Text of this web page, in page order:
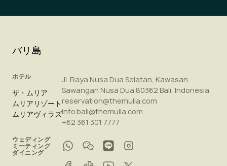
バリ島
ホテル
ザ・ムリア
ムリアリゾート
ムリアヴィラズ
ウェディング
ミーティング
ダイニング
Jl. Raya Nusa Dua Selatan, Kawasan
Sawangan Nusa Dua 80362 Bali, Indonesia
reservation@themulia.com
info.bali@themulia.com
+62 361 301 7777